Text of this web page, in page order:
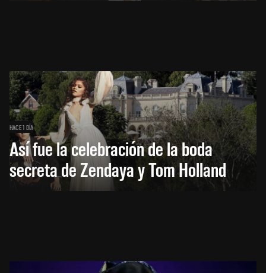
HACE 1 DÍA
Así fue la celebración de la boda
secreta de Zendaya y Tom Holland